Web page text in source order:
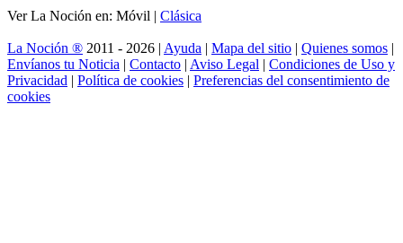
Ver La Noción en: Móvil | Clásica
La Noción ® 2011 - 2026 | Ayuda | Mapa del sitio | Quienes somos |
Envíanos tu Noticia | Contacto | Aviso Legal | Condiciones de Uso y
Privacidad | Política de cookies | Preferencias del consentimiento de
cookies